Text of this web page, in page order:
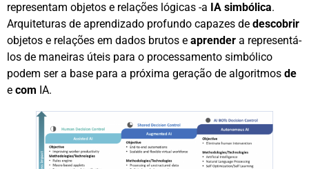
representam objetos e relações lógicas -a IA simbólica.
Arquiteturas de aprendizado profundo capazes de descobrir
objetos e relações em dados brutos e aprender a representá-
los de maneiras úteis para o processamento simbólico
podem ser a base para a próxima geração de algoritmos de
e com IA.